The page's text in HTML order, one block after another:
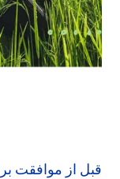
قبل از موافقت